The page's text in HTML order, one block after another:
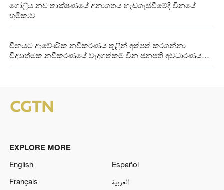
ගෝලීය නව තාක්ෂණයේ අනාගතය හැඩගැස්වීමේදී චීනයේ
භූමිකාව
චීනයට ආවේණික නවීකරණය තුළින් අත්පත් කරගන්නා
විද්‍යාත්මක නවීකරණයේ වැදගත්කම් චීන ජනපති අවධාරණය
EXPLORE MORE
English
Español
Français
العربية